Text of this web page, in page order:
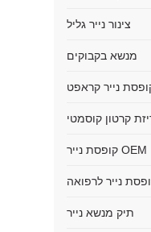
צינור נייר גליל
מנשא בקבוקים
נייר קראפט
קרטון קוסמטי
קופסת נייר OEM
נייר לרפואה
תיק מנשא נייר